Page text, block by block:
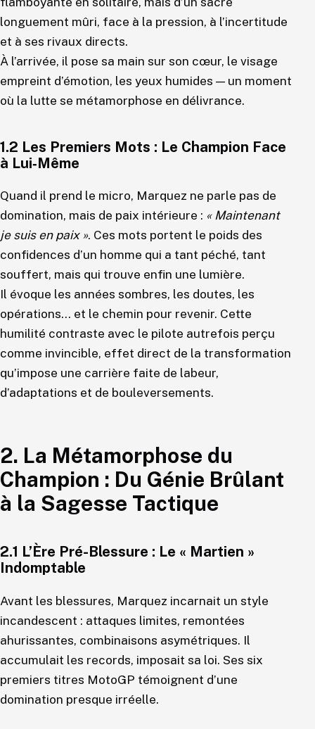
longuement mûri, face à la pression, à l’incertitude
et à ses rivaux directs.
À l’arrivée, il pose sa main sur son cœur, le visage
empreint d’émotion, les yeux humides — un moment
où la lutte se métamorphose en délivrance.
1.2 Les Premiers Mots : Le Champion Face
à Lui‑Même
Quand il prend le micro, Marquez ne parle pas de
domination, mais de paix intérieure : « Maintenant
je suis en paix ». Ces mots portent le poids des
confidences d’un homme qui a tant péché, tant
souffert, mais qui trouve enfin une lumière.
Il évoque les années sombres, les doutes, les
opérations… et le chemin pour revenir. Cette
humilité contraste avec le pilote autrefois perçu
comme invincible, effet direct de la transformation
qu’impose une carrière faite de labeur,
d’adaptations et de bouleversements.
2. La Métamorphose du
Champion : Du Génie Brûlant
à la Sagesse Tactique
2.1 L’Ère Pré-Blessure : Le « Martien »
Indomptable
Avant les blessures, Marquez incarnait un style
incandescent : attaques limites, remontées
ahurissantes, combinaisons asymétriques. Il
accumulait les records, imposait sa loi. Ses six
premiers titres MotoGP témoignent d’une
domination presque irréelle.